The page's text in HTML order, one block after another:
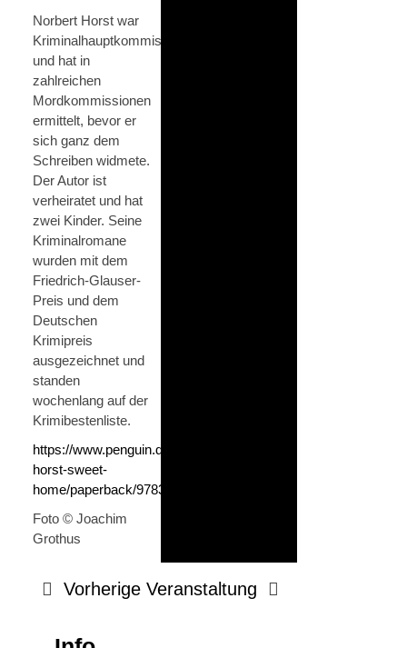
Norbert Horst war
Kriminalhauptkommissar
und hat in
zahlreichen
Mordkommissionen
ermittelt, bevor er
sich ganz dem
Schreiben widmete.
Der Autor ist
verheiratet und hat
zwei Kinder. Seine
Kriminalromane
wurden mit dem
Friedrich-Glauser-
Preis und dem
Deutschen
Krimipreis
ausgezeichnet und
standen
wochenlang auf der
Krimibestenliste.
https://www.penguin.de/buecher/norbert-
horst-sweet-
home/paperback/9783442495474
Foto © Joachim
Grothus
Vorherige Veranstaltung